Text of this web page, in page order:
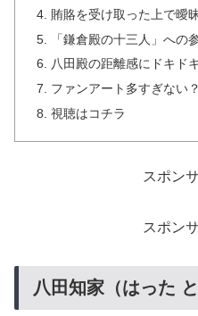
賄賂を受け取った上で曖
「鎌倉殿の十三人」への
八田殿の距離感にドキド
ファンアート多すぎない？
視聴はコチラ
スポン
スポン
八田知家（はった